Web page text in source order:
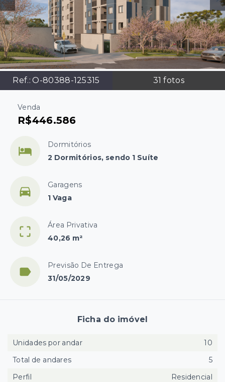
Ref.:O-80388-125315 31 fotos
Venda
R$446.586
Dormitórios
2 Dormitórios, sendo 1 Suíte
Garagens
1 Vaga
Área Privativa
40,26 m²
Previsão De Entrega
31/05/2029
Ficha do imóvel
Unidades por andar
10
Total de andares
5
Perfil
Residencial